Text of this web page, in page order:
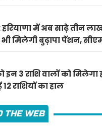
में अब साढ़े तीन लाख
मिलेगी बुढ़ापा पेंशन,
इन 3 राशि वालों को
राशियों का हाल
THE WEB